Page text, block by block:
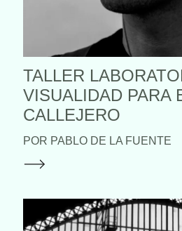
TALLER
VISUALIDAD PARA
CALLEJERO
POR PABLO DE LA FUENTE